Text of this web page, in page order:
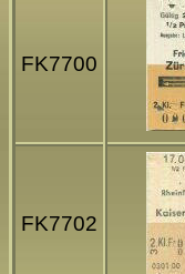
FK7700
FK7702